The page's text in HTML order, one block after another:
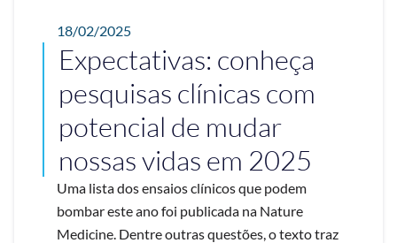
18/02/2025
Expectativas: conheça
pesquisas clínicas com
potencial de mudar
nossas vidas em 2025
Uma lista dos ensaios clínicos que podem
bombar este ano foi publicada na Nature
Medicine. Dentre outras questões, o texto traz